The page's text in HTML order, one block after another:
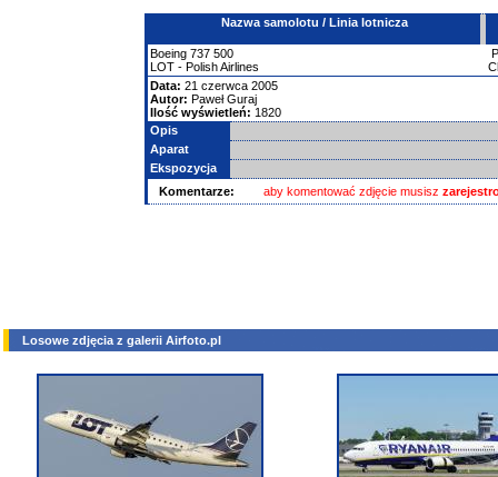
Nazwa samolotu / Linia lotnicza
Boeing 737 500
LOT - Polish Airlines
Data: 21 czerwca 2005
Autor: Paweł Guraj
Ilość wyświetleń: 1820
Opis
Aparat
Ekspozycja
Komentarze:
aby komentować zdjęcie musisz
Losowe zdjęcia z galerii Airfoto.pl